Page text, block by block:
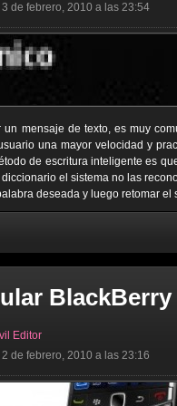
de febrero, 2010 a las 23:54
mensaje de texto, es muy
una mayor velocidad y
de escritura inteligente es
el sistema no las
deseada y luego retomar el
BlackBerry
Editor
de febrero, 2010 a las 23:16